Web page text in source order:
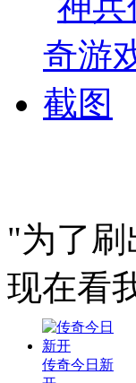
"为了刷
现在看
传奇今日新